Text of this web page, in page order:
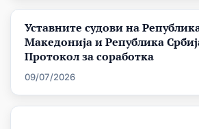
Уставните судови на
Македонија и Република
Протокол за соработка
09/07/2026